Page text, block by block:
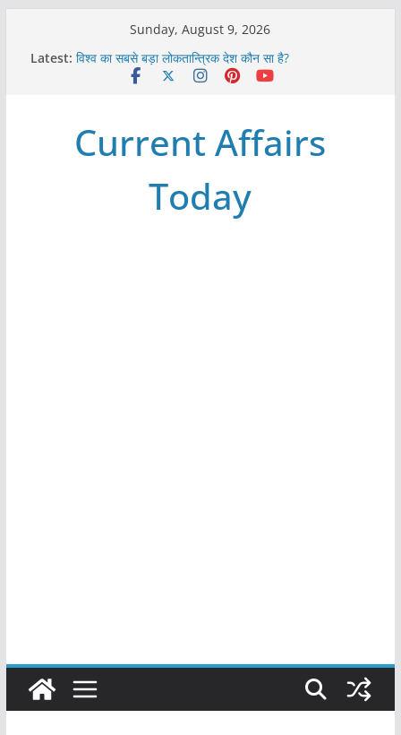
Sunday, August 9, 2026
Latest: विश्व का सबसे बड़ा लोकतान्त्रिक देश कौन सा है?
Refeeding Syndrome and its Management
विश्व में कितने प्रकार के शासन होते है?
Current Affairs
Today